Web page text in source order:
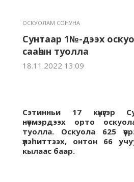
ОСКУОЛАМ СОНУНА
Сунтаар 1№-дээх
сааһын туолла
18.11.2022 13:09
Сэтинньи 17 күнүгэр
нүөмэрдээх орто
туолла. Оскуола 625
үлэһиттээх, онтон 66
кылаас баар.